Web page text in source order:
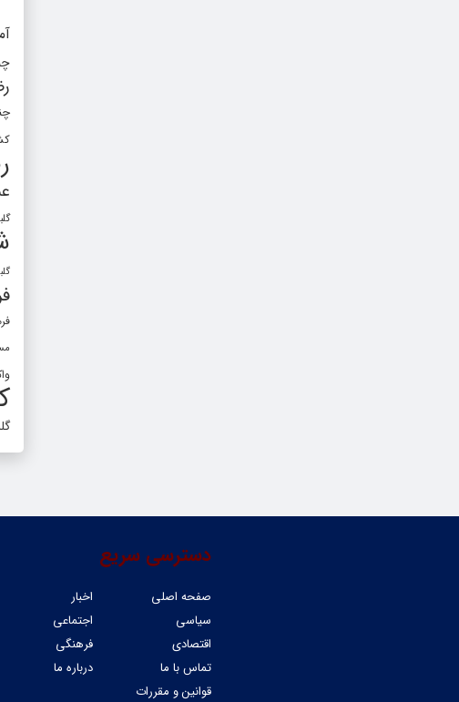
دسترسی سریع
صفحه اصلی
اخبار
سیاسی
اجتماعی
اقتصادی
فرهنگی
تماس با ما
درباره ما
قوانین و مقررات